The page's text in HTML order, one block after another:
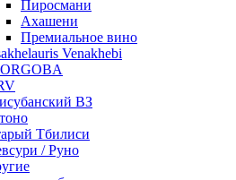
Пиросмани
Ахашени
Премиальное вино
Venakhebi
ВЗ
Тбилиси
/ Руно